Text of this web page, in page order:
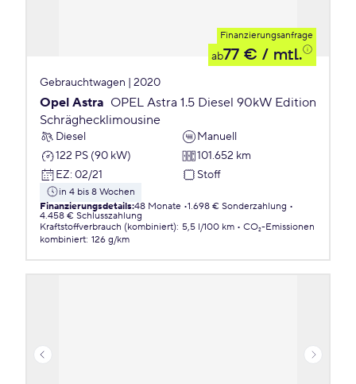
Finanzierungsanfrage
ab77 € / mtl.
Gebrauchtwagen | 2020
Opel Astra OPEL Astra 1.5 Diesel 90kW Edition
Schräghecklimousine
Diesel
Manuell
122 PS (90 kW)
101.652 km
EZ: 02/21 Stoff
in 4 bis 8 Wochen
Finanzierungsdetails:48 Monate 1.698 € Sonderzahlung
4.458 € Schlusszahlung
Kraftstoffverbrauch (kombiniert): 5,5 l/100 km
CO₂-Emissionen
kombiniert: 126 g/km